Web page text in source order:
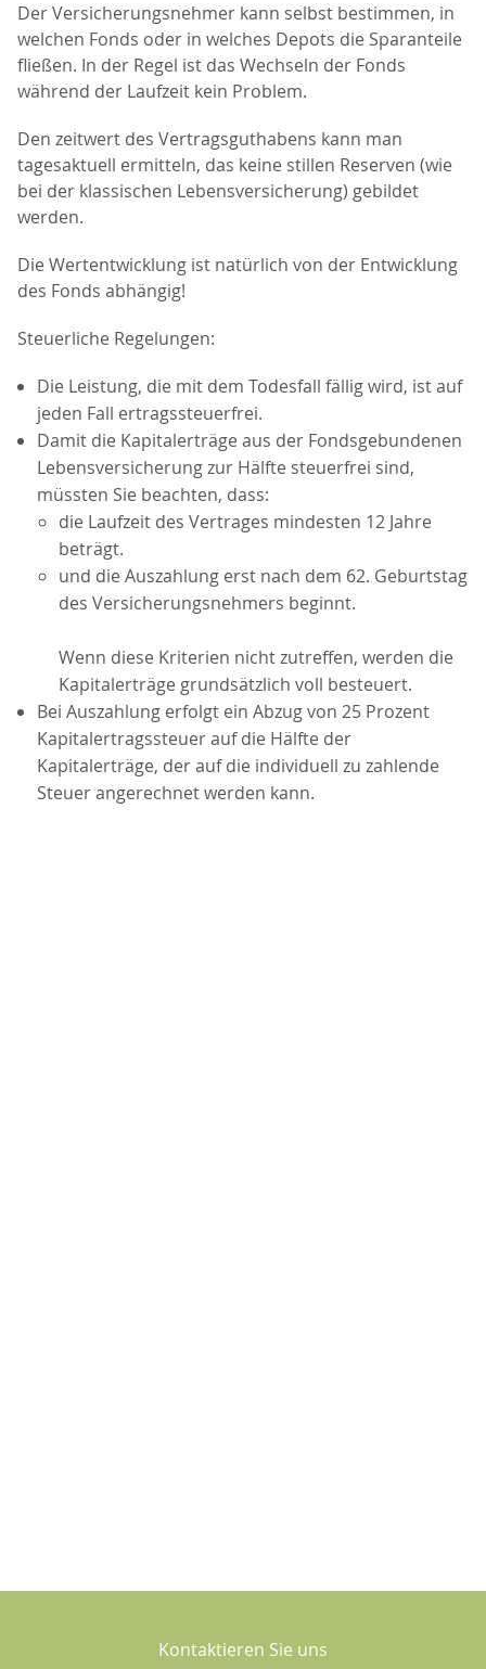
Der Versicherungsnehmer kann selbst bestimmen, in
welchen Fonds oder in welches Depots die Sparanteile
fließen. In der Regel ist das Wechseln der Fonds
während der Laufzeit kein Problem.
Den zeitwert des Vertragsguthabens kann man
tagesaktuell ermitteln, das keine stillen Reserven (wie
bei der klassischen Lebensversicherung) gebildet
werden.
Die Wertentwicklung ist natürlich von der Entwicklung
des Fonds abhängig!
Steuerliche Regelungen:
Die Leistung, die mit dem Todesfall fällig wird, ist auf
jeden Fall ertragssteuerfrei.
Damit die Kapitalerträge aus der Fondsgebundenen
Lebensversicherung zur Hälfte steuerfrei sind,
müssten Sie beachten, dass:
die Laufzeit des Vertrages mindesten 12 Jahre
beträgt.
und die Auszahlung erst nach dem 62. Geburtstag
des Versicherungsnehmers beginnt.
Wenn diese Kriterien nicht zutreffen, werden die
Kapitalerträge grundsätzlich voll besteuert.
Bei Auszahlung erfolgt ein Abzug von 25 Prozent
Kapitalertragssteuer auf die Hälfte der
Kapitalerträge, der auf die individuell zu zahlende
Steuer angerechnet werden kann.
Kontaktieren Sie uns